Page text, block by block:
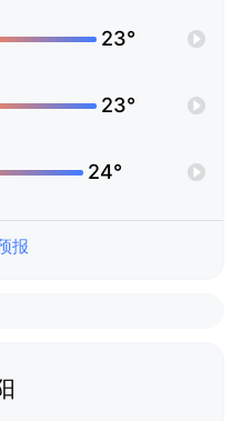
23°
23°
24°
报